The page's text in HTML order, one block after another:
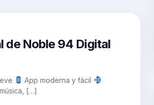
de Noble 94 Digital
App moderna y fácil
[…]